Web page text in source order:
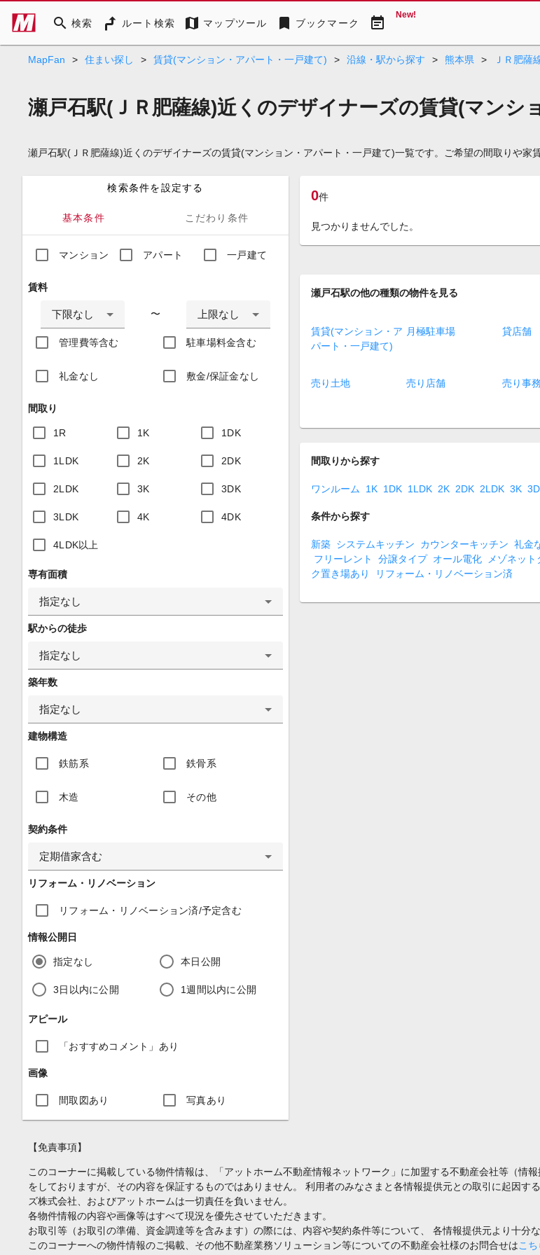
search 検索 ルート検索 map マップツール bookmark ブックマーク event_note New!
MapFan > 住まい探し > 賃貸(マンション・アパート・一戸建て) > 沿線・駅から探す > 熊本県 > ＪＲ肥薩
瀬戸石駅(ＪＲ肥薩線)近くのデザイナーズの賃貸(マンシ
瀬戸石駅(ＪＲ肥薩線)近くのデザイナーズの賃貸(マンション・アパート・一戸建て)一覧です。ご希望の間取りや家
検索条件を設定する
基本条件 こだわり条件
マンション アパート 一戸建て
賃料
下限なし 〜 上限なし
管理費等含む 駐車場料金含む
礼金なし 敷金/保証金なし
間取り
1R 1K 1DK
1LDK 2K 2DK
2LDK 3K 3DK
3LDK 4K 4DK
4LDK以上
専有面積
指定なし
駅からの徒歩
指定なし
築年数
指定なし
建物構造
鉄筋系 鉄骨系
木造 その他
契約条件
定期借家含む
リフォーム・リノベーション
リフォーム・リノベーション済/予定含む
情報公開日
指定なし 本日公開
3日以内に公開 1週間以内に公開
アピール
「おすすめコメント」あり
画像
間取図あり 写真あり
0件
見つかりませんでした。
瀬戸石駅の他の種類の物件を見る
賃貸(マンション・ア
パート・一戸建て)
月極駐車場 貸店舗
売り土地 売り店舗 売り事
間取りから探す
ワンルーム 1K 1DK 1LDK 2K 2DK 2LDK 3K
条件から探す
新築 システムキッチン カウンターキッチン 礼金
フリーレント
分譲タイプ オール電化 メゾネット
ク置き場あり
リフォーム・リノベーション済
【免責事項】
このコーナーに掲載している物件情報は、「アットホーム不動産情報ネットワーク」に加盟する不動産会社等（情
をしておりますが、その内容を保証するものではありません。 利用者のみなさまと各情報提供元との取引に起因
ズ株式会社、およびアットホームは一切責任を負いません。
各物件情報の内容や画像等はすべて現況を優先させていただきます。
お取引等（お取引の準備、資金調達等を含みます）の際には、内容や契約条件等について、 各情報提供元より十分
このコーナーへの物件情報のご掲載、その他不動産業務ソリューション等についての不動産会社様のお問合せはこち